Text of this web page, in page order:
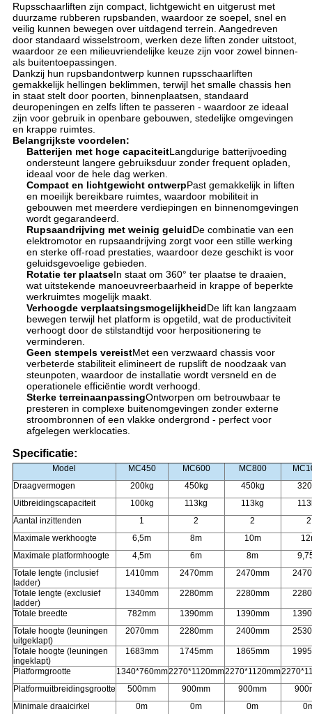
Rupsschaarliften zijn compact, lichtgewicht en uitgerust met
duurzame rubberen rupsbanden, waardoor ze soepel, snel en
veilig kunnen bewegen over uitdagend terrein. Aangedreven
door standaard wisselstroom, werken deze liften zonder uitstoot,
waardoor ze een milieuvriendelijke keuze zijn voor zowel binnen-
als buitentoepassingen.
Dankzij hun rupsbandontwerp kunnen rupsschaarliften
gemakkelijk hellingen beklimmen, terwijl het smalle chassis hen
in staat stelt door poorten, binnenplaatsen, standaard
deuropeningen en zelfs liften te passeren - waardoor ze ideaal
zijn voor gebruik in openbare gebouwen, stedelijke omgevingen
en krappe ruimtes.
Belangrijkste voordelen:
Batterijen met hoge capaciteitLangdurige batterijvoeding
ondersteunt langere gebruiksduur zonder frequent opladen,
ideaal voor de hele dag werken.
Compact en lichtgewicht ontwerpPast gemakkelijk in liften
en moeilijk bereikbare ruimtes, waardoor mobiliteit in
gebouwen met meerdere verdiepingen en binnenomgevingen
wordt gegarandeerd.
Rupsaandrijving met weinig geluidDe combinatie van een
elektromotor en rupsaandrijving zorgt voor een stille werking
en sterke off-road prestaties, waardoor deze geschikt is voor
geluidsgevoelige gebieden.
Rotatie ter plaatseIn staat om 360° ter plaatse te draaien,
wat uitstekende manoeuvreerbaarheid in krappe of beperkte
werkruimtes mogelijk maakt.
Verhoogde verplaatsingsmogelijkheidDe lift kan langzaam
bewegen terwijl het platform is opgetild, wat de productiviteit
verhoogt door de stilstandtijd voor herpositionering te
verminderen.
Geen stempels vereistMet een verzwaard chassis voor
verbeterde stabiliteit elimineert de rupslift de noodzaak van
steunpoten, waardoor de installatie wordt versneld en de
operationele efficiëntie wordt verhoogd.
Sterke terreinaanpassingOntworpen om betrouwbaar te
presteren in complexe buitenomgevingen zonder externe
stroombronnen of een vlakke ondergrond - perfect voor
afgelegen werklocaties.
Specificatie:
Model MC450 MC600 MC800
Draagvermogen
200kg 450kg 450kg
Uitbreidingscapaciteit
100kg 113kg 113kg
Aantal inzittenden
1 2 2
2
Maximale werkhoogte
6,5m 8m 10m
Maximale platformhoogte
4,5m 6m 8m
Totale lengte (inclusief
ladder)
1410mm 2470mm 2470mm
Totale lengte (exclusief
ladder)
1340mm 2280mm 2280mm
Totale breedte 782mm 1390mm 1390mm
Totale hoogte (leuningen
uitgeklapt)
2070mm 2280mm 2400mm
Totale hoogte (leuningen
ingeklapt)
1683mm 1745mm 1865mm
Platformgrootte 1340*760mm2270*1120mm2270*1120mm
Platformuitbreidingsgrootte
500mm 900mm 900mm
Minimale draaicirkel
0m 0m 0m